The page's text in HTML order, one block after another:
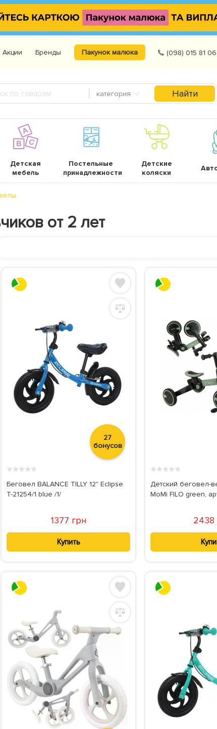
Акции Бренды Пакунок малюка (098) 015 81 06
категория Найти
Детская
мебель
Постельные
принадлежности
Детские
коляски
от 2 лет
27
бонусов
★★★★★
Беговел BALANCE TILLY 12" Eclipse
T-21254/1 blue /1/
1377 грн
Купить
★★★★★
Детский беговел-
MoMi FILO green,
2438